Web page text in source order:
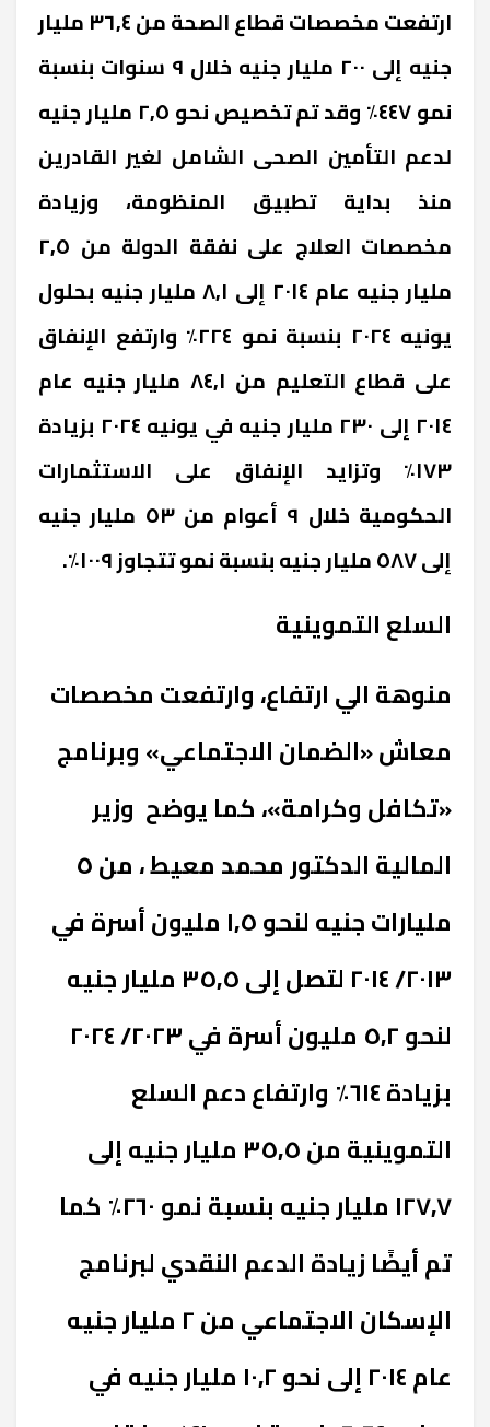
ارتفعت مخصصات قطاع الصحة من ٣٦,٤ مليار
جنيه إلى ٢٠٠ مليار جنيه خلال ٩ سنوات بنسبة
نمو ٤٤٧٪ وقد تم تخصيص نحو ٢,٥ مليار جنيه
لدعم التأمين الصحى الشامل لغير القادرين
منذ بداية تطبيق المنظومة، وزيادة
مخصصات العلاج على نفقة الدولة من ٢,٥
مليار جنيه عام ٢٠١٤ إلى ٨,١ مليار جنيه بحلول
يونيه ٢٠٢٤ بنسبة نمو ٢٢٤٪ وارتفع الإنفاق
على قطاع التعليم من ٨٤,١ مليار جنيه عام
٢٠١٤ إلى ٢٣٠ مليار جنيه في يونيه ٢٠٢٤ بزيادة
١٧٣٪ وتزايد الإنفاق على الاستثمارات
الحكومية خلال ٩ أعوام من ٥٣ مليار جنيه
إلى ٥٨٧ مليار جنيه بنسبة نمو تتجاوز ١٠٠٩٪
.
السلع التموينية
منوهة الي ارتفاع، وارتفعت مخصصات
معاش «الضمان الاجتماعي» وبرنامج
«تكافل وكرامة»، كما يوضح وزير
المالية الدكتور محمد معيط ، من ٥
مليارات جنيه لنحو ١,٥ مليون أسرة في
٢٠١٣/ ٢٠١٤ لتصل إلى ٣٥,٥ مليار جنيه
لنحو ٥,٢ مليون أسرة في ٢٠٢٣/ ٢٠٢٤
بزيادة ٦١٤٪ وارتفاع دعم السلع
التموينية من ٣٥,٥ مليار جنيه إلى
١٢٧,٧ مليار جنيه بنسبة نمو ٢٦٠٪ كما
تم أيضًا زيادة الدعم النقدي لبرنامج
الإسكان الاجتماعي من ٢ مليار جنيه
عام ٢٠١٤ إلى نحو ١٠,٢ مليار جنيه في